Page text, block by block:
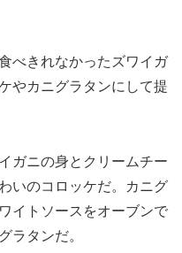
べきれなかったズワイガ
やカニグラタンにして提
ガニの身とクリームチー
いのコロッケだ。カニグ
イトソースをオーブンで
ラタンだ。